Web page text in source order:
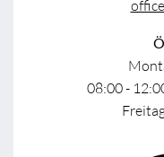
08:00 -